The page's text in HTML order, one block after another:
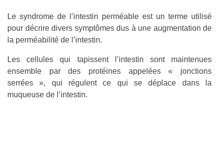
Le syndrome de l’intestin perméable est un terme utilisé
pour décrire divers symptômes dus à une augmentation de
la perméabilité de l’intestin.
Les cellules qui tapissent l’intestin sont maintenues
ensemble par des protéines appelées « jonctions
serrées », qui régulent ce qui se déplace dans la
muqueuse de l’intestin.